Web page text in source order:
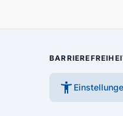
accessibility_new